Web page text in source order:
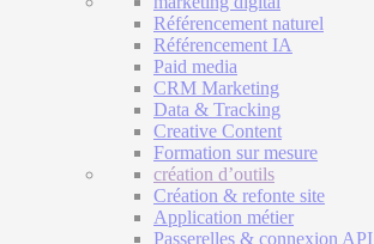
Référencement naturel
Référencement IA
Paid media
CRM Marketing
Data & Tracking
Creative Content
Formation sur mesure
création d’outils
Création & refonte site
Application métier
Passerelles & connexion API